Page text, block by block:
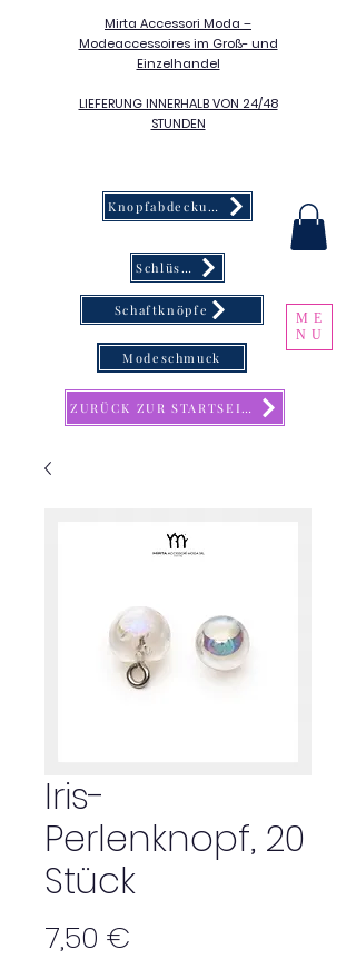
Mirta Accessori Moda –
Modeaccessoires im Groß- und
Einzelhandel
LIEFERUNG INNERHALB VON 24/48
STUNDEN
ME
NU
Knopfabdeckung
Schlüsselanhänger
Schaftknöpfe
Modeschmuck
Iris-
Perlenknopf, 20
Stück
7,50 €